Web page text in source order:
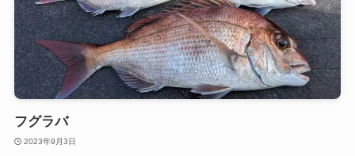
フグラバ
2023年9月3日